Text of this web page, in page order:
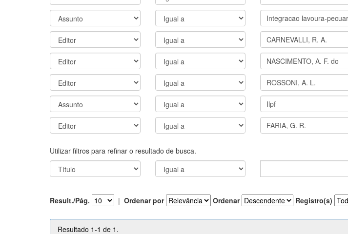
Utilizar filtros para refinar o resultado de busca.
Result./Pág. | Ordenar por Ordenar Registro(s)
Resultado 1-1 de 1.